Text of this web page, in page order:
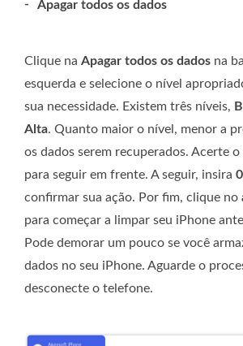
- Apagar todos os dados
Clique na Apagar todos os dados na
esquerda e selecione o nível
sua necessidade. Existem três níveis,
Alta. Quanto maior o nível, menor a
os dados serem recuperados. Acerte o
para seguir em frente. A seguir, insira
confirmar sua ação. Por fim, clique no
para começar a limpar seu iPhone
Pode demorar um pouco se você
dados no seu iPhone. Aguarde o
desconecte o telefone.